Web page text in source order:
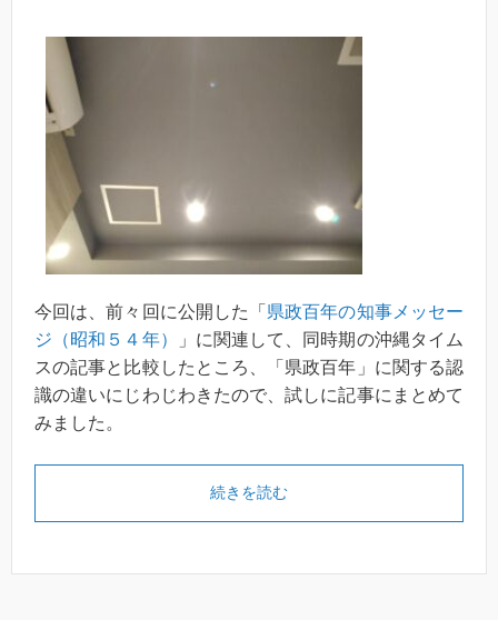
今回は、前々回に公開した「 県政百年の知事メッセー
ジ（昭和５４年）
」に関連して、同時期の沖縄タイム
スの記事と比較したところ、「県政百年」に関する認
識の違いにじわじわきたので、試しに記事にまとめて
みました。
続きを読む